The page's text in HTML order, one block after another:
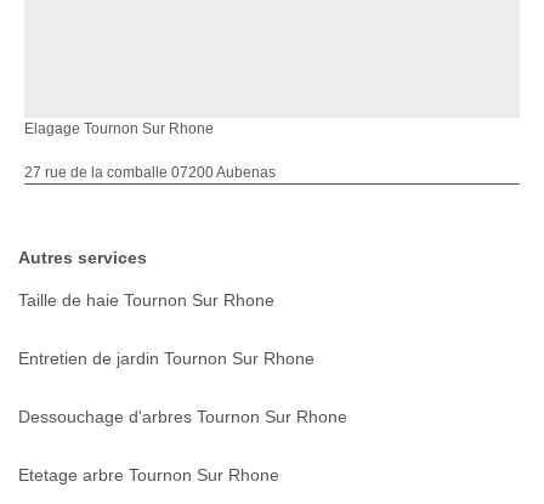
Elagage Tournon Sur Rhone
27 rue de la comballe 07200 Aubenas
Autres services
Taille de haie Tournon Sur Rhone
Entretien de jardin Tournon Sur Rhone
Dessouchage d'arbres Tournon Sur Rhone
Etetage arbre Tournon Sur Rhone